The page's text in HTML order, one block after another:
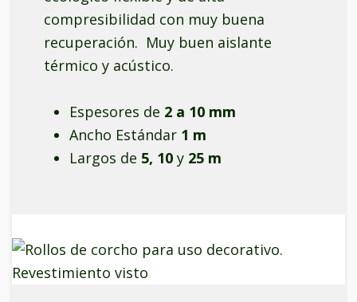
compresibilidad con muy buena
recuperación. Muy buen aislante
térmico y acústico.
Espesores de 2 a 10 mm
Ancho Estándar 1 m
Largos de 5, 10 y 25 m